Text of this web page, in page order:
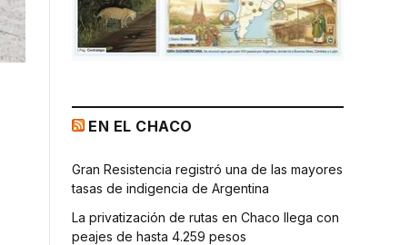
EN EL CHACO
Gran Resistencia registró una de las mayores
tasas de indigencia de Argentina
La privatización de rutas en Chaco llega con
peajes de hasta 4.259 pesos